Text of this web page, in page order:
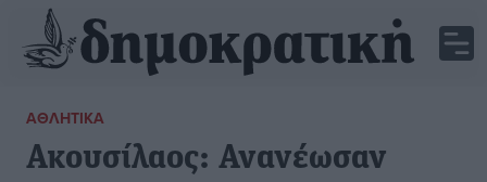
ΑΘΛΗΤΙΚΆ
Ακουσίλαος: Ανανέωσαν